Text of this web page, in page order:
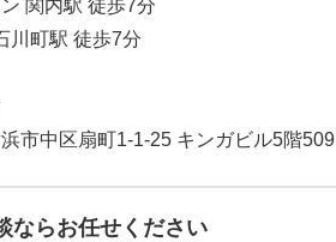
関内駅 徒歩7分
川町駅 徒歩7分
市中区扇町1-1-25 キンガビル5階509
ならお任せください